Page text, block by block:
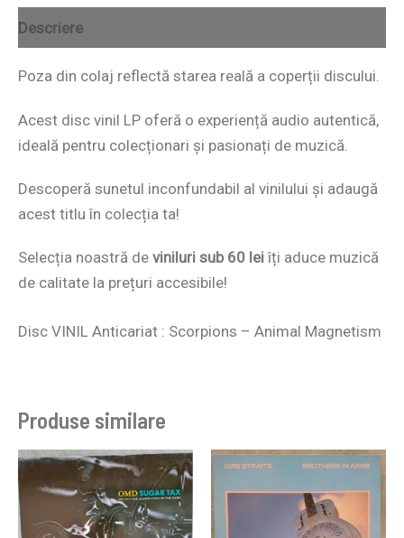
Descriere
Poza din colaj reflectă starea reală a coperții discului.
Acest disc vinil LP oferă o experiență audio autentică,
ideală pentru colecționari și pasionați de muzică.
Descoperă sunetul inconfundabil al vinilului și adaugă
acest titlu în colecția ta!
Selecția noastră de viniluri sub 60 leiîți aduce muzică
de calitate la prețuri accesibile!
Disc VINIL Anticariat : Scorpions – Animal Magnetism
Produse similare